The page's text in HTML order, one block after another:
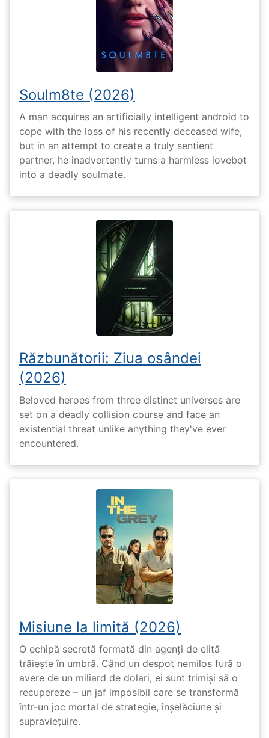
Soulm8te (2026)
A man acquires an artificially intelligent android to
cope with the loss of his recently deceased wife,
but in an attempt to create a truly sentient
partner, he inadvertently turns a harmless lovebot
into a deadly soulmate.
Răzbunătorii: Ziua osândei
(2026)
Beloved heroes from three distinct universes are
set on a deadly collision course and face an
existential threat unlike anything they've ever
encountered.
Misiune la limită (2026)
O echipă secretă formată din agenți de elită
trăiește în umbră. Când un despot nemilos fură o
avere de un miliard de dolari, ei sunt trimiși să o
recupereze – un jaf imposibil care se transformă
într-un joc mortal de strategie, înșelăciune și
supraviețuire.